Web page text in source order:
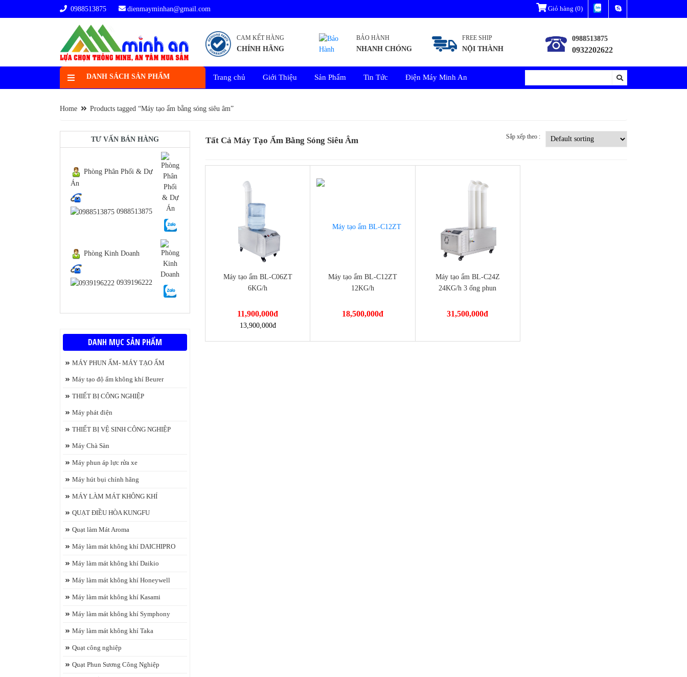
0988513875 dienmayminhan@gmail.com Giỏ hàng (0)
CAM KẾT HÀNG
CHÍNH HÃNG
BẢO HÀNH
NHANH CHÓNG
FREE SHIP
NỘI THÀNH
0988513875
0932202622
Trang chủ Giới Thiệu Sản Phẩm Tin Tức Điện Máy Minh An
DANH SÁCH SẢN PHẨM
Home Products tagged “Máy tạo ẩm bằng sóng siêu âm”
Tất Cả Máy Tạo Ẩm Bằng Sóng Siêu Âm Sắp xếp theo :
https://dienmayminhan.com/may-
Máy tạo ẩm BL-C06ZT
6KG/h
11,900,000đ
13,900,000đ
https://dienmayminhan.com/may-
Máy tạo ẩm BL-C12ZT
12KG/h
18,500,000đ https://dienmayminhan.com/may-
Máy tạo ẩm BL-C24Z
24KG/h 3 ống phun
31,500,000đ
TƯ VẤN BÁN HÀNG
Phòng Phân Phối & Dự
Án
0988513875
Phòng Kinh Doanh
0939196222
DANH MỤC SẢN PHẨM
MÁY PHUN ẨM- MÁY TẠO ẨM
Máy tạo độ ẩm không khí Beurer
THIẾT BỊ CÔNG NGHIỆP
Máy phát điện
THIẾT BỊ VỆ SINH CÔNG NGHIỆP
Máy Chà Sàn
Máy phun áp lực rửa xe
Máy hút bụi chính hãng
MÁY LÀM MÁT KHÔNG KHÍ
QUẠT ĐIỀU HÒA KUNGFU
Quạt làm Mát Aroma
Máy làm mát không khí DAICHIPRO
Máy làm mát không khí Daikio
Máy làm mát không khí Honeywell
Máy làm mát không khí Kasami
Máy làm mát không khí Symphony
Máy làm mát không khí Taka
Quạt công nghiệp
Quạt Phun Sương Công Nghiệp